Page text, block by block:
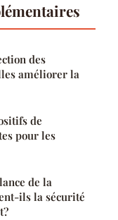
des
améliorer la
de
pour les
de la
ils la sécurité